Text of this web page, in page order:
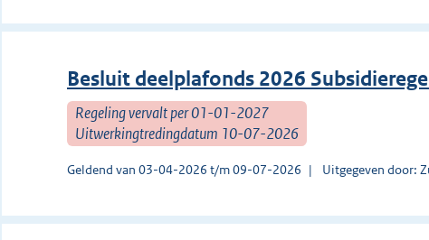
Besluit deelplafonds 2026
Regeling vervalt per 01-01-2027
Uitwerkingtredingdatum 10-07-2026
Geldend van 03-04-2026 t/m 09-07-2026 Uitgegeven door: